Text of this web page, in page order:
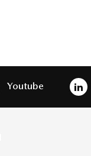
Youtube